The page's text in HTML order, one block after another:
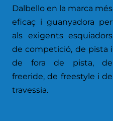
Dalbello en la marca més
eficaç i guanyadora per
als exigents esquiadors
de competició, de pista i
de fora de pista, de
freeride, de freestyle i de
travessia.